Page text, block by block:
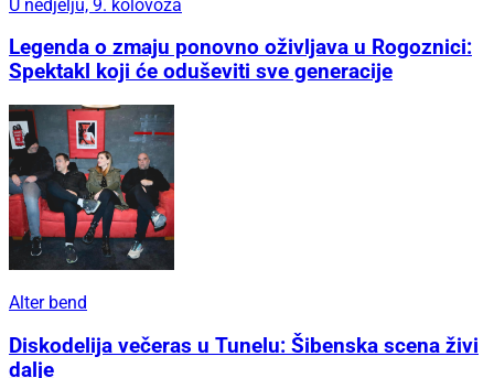
U nedjelju, 9. kolovoza
Legenda o zmaju ponovno oživljava u Rogoznici:
Spektakl koji će oduševiti sve generacije
Alter bend
Diskodelija večeras u Tunelu: Šibenska scena živi
dalje